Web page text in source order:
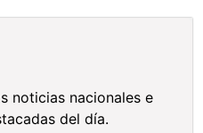
noticias nacionales e
del día.